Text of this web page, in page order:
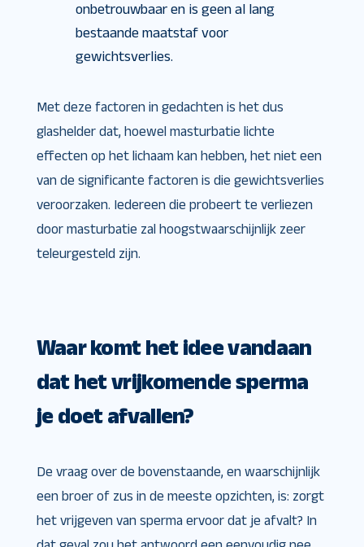
onbetrouwbaar en is geen al lang
bestaande maatstaf voor
gewichtsverlies.
Met deze factoren in gedachten is het dus
glashelder dat, hoewel masturbatie lichte
effecten op het lichaam kan hebben, het niet een
van de significante factoren is die gewichtsverlies
veroorzaken. Iedereen die probeert te verliezen
door masturbatie zal hoogstwaarschijnlijk zeer
teleurgesteld zijn.
Waar komt het idee vandaan
dat het vrijkomende sperma
je doet afvallen?
De vraag over de bovenstaande, en waarschijnlijk
een broer of zus in de meeste opzichten, is: zorgt
het vrijgeven van sperma ervoor dat je afvalt? In